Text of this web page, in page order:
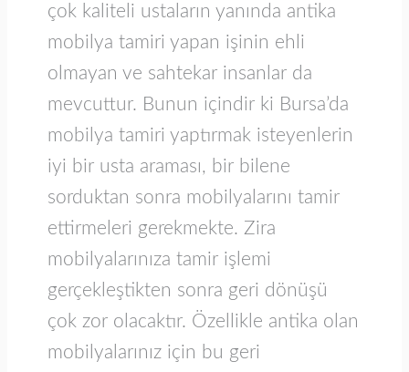
çok kaliteli ustaların yanında antika
mobilya tamiri yapan işinin ehli
olmayan ve sahtekar insanlar da
mevcuttur. Bunun içindir ki Bursa’da
mobilya tamiri yaptırmak isteyenlerin
iyi bir usta araması, bir bilene
sorduktan sonra mobilyalarını tamir
ettirmeleri gerekmekte. Zira
mobilyalarınıza tamir işlemi
gerçekleştikten sonra geri dönüşü
çok zor olacaktır. Özellikle antika olan
mobilyalarınız için bu geri